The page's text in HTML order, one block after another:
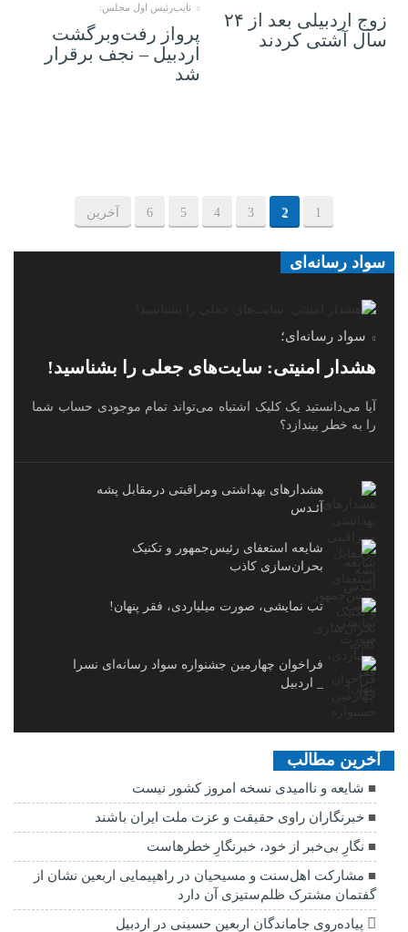
زوج اردبیلی بعد از ۲۴
سال آشتی کردند
نایب‌رئیس اول مجلس:
پرواز رفت‌وبرگشت
اردبیل – نجف برقرار
شد
1
2
3
4
5
6 آخرین
سواد رسانه‌ای
سواد رسانه‌ای؛
هشدار امنیتی: سایت‌های جعلی را بشناسید!
آیا می‌دانستید یک کلیک اشتباه می‌تواند تمام موجودی حساب شما
را به خطر بیندازد؟
هشدارهاى بهداشتى ومراقبتى درمقابل پشه
آئـدس
شایعه استعفای رئیس‌جمهور و تکنیک
بحران‌سازی کاذب
تب نمایشی، صورت میلیاردی، فقر پنهان!
فراخوان چهارمین جشنواره سواد رسانه‌ای نسرا
_ اردبیل
آخرین مطالب
شایعه و ناامیدی نسخه امروز کشور نیست
خبرنگاران راوی حقیقت و عزت ملت ایران باشند
نگارِ بی‌خبر از خود، خبرنگارِ خطرهاست
مشارکت اهل‌سنت و مسیحیان در راهپیمایی اربعین نشان از
گفتمان مشترک ظلم‌ستیزی آن دارد
پیاده‌روی جاماندگان اربعین حسینی در اردبیل